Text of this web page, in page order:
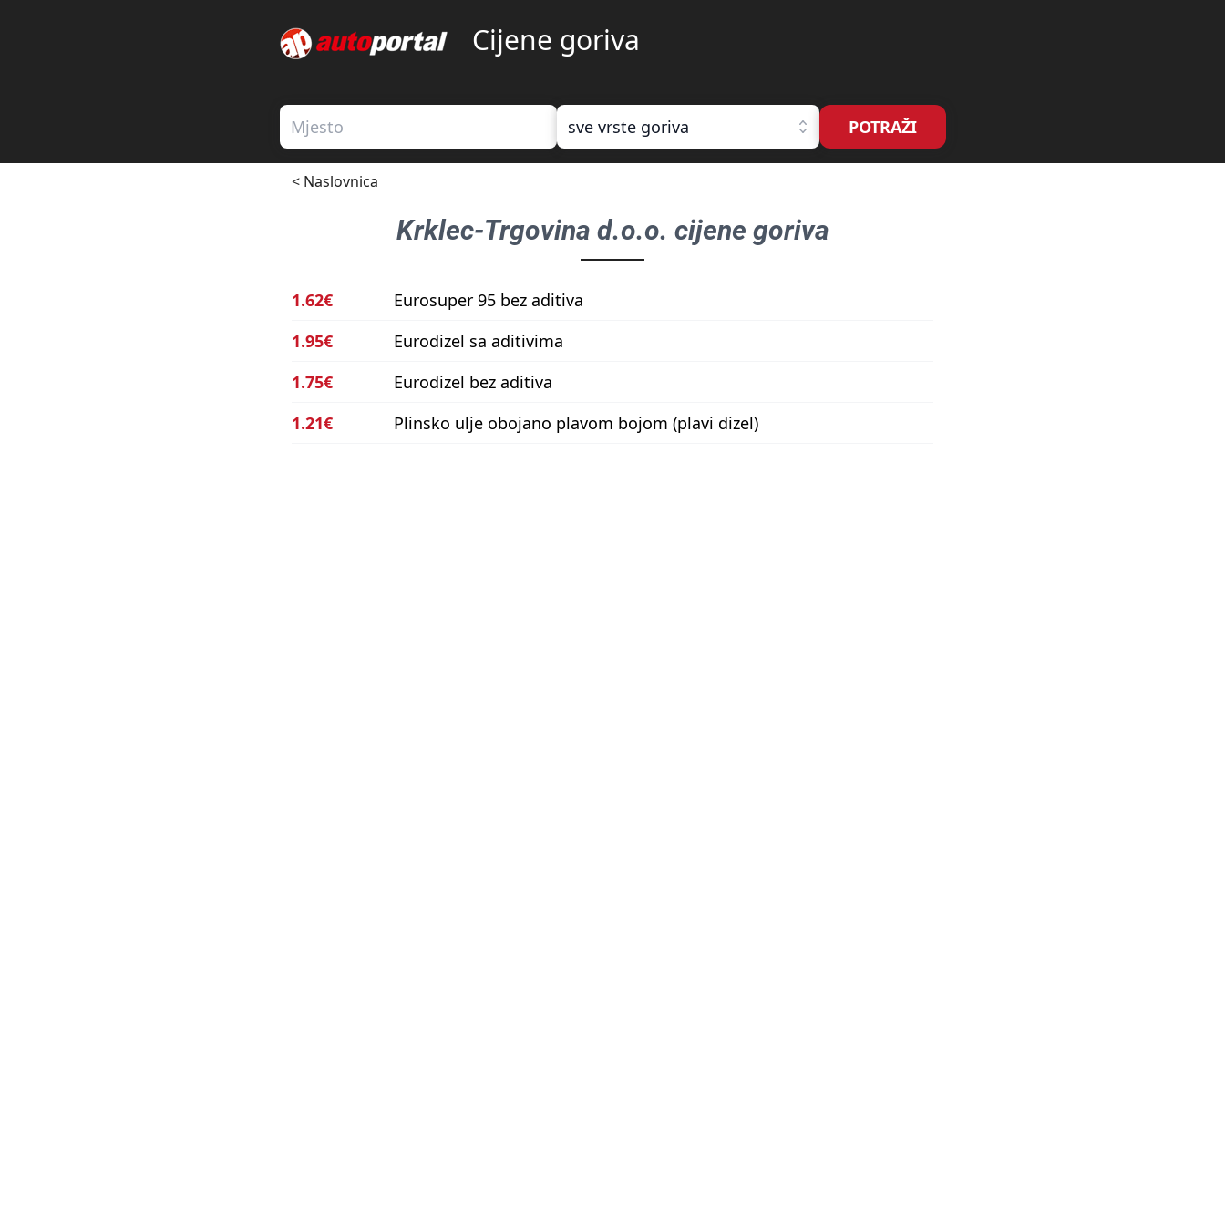
Cijene goriva
sve vrste goriva POTRAŽI
< Naslovnica
Krklec-Trgovina d.o.o. cijene goriva
1.62€
Eurosuper 95 bez aditiva
1.95€
Eurodizel sa aditivima
1.75€
Eurodizel bez aditiva
1.21€
Plinsko ulje obojano plavom bojom (plavi dizel)